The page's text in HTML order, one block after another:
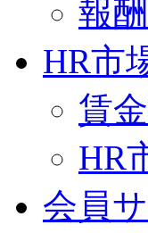
報
HR市
賃
HR
会員